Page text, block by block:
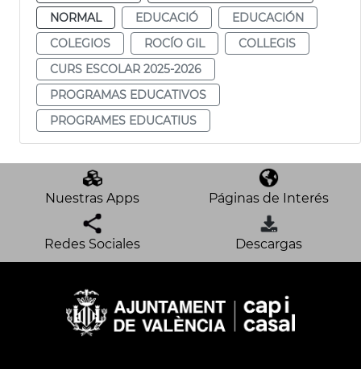
NORMAL
EDUCACIÓ
EDUCACIÓN
COLEGIOS
ROCÍO GIL
COLLEGIS
CURS ESCOLAR 2025-2026
PROGRAMAS EDUCATIVOS
PROGRAMES EDUCATIUS
Nuestras Apps Páginas de Interés
Redes Sociales Descargas